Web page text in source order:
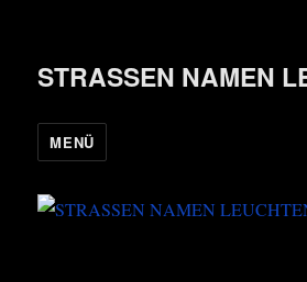
STRASSEN NAMEN
MENÜ